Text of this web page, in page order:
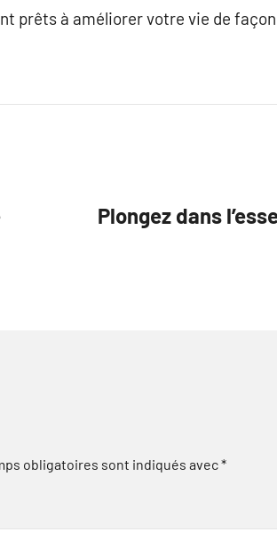
prêts à améliorer votre vie de
Plongez dans
obligatoires sont indiqués avec*